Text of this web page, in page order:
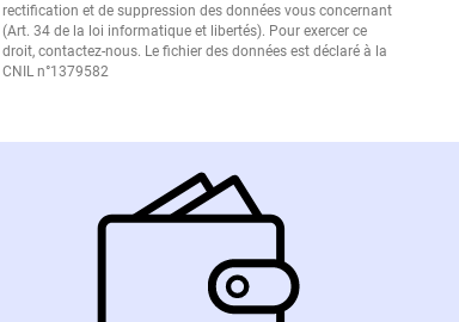
rectification et de suppression des données vous concernant
(Art. 34 de la loi informatique et libertés). Pour exercer ce
droit, contactez-nous. Le fichier des données est déclaré à la
CNIL n°1379582